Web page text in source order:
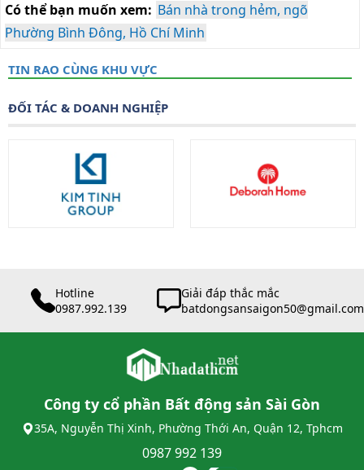
Có thể bạn muốn xem: Bán nhà trong hẻm, ngõ
Phường Bình Đông, Hồ Chí Minh
TIN RAO CÙNG KHU VỰC
ĐỐI TÁC & DOANH NGHIỆP
Hotline
0987.992.139
Giải đáp thắc mắc
batdongsansaigon50@gmail.com
Công ty cổ phần Bất động sản Sài Gòn
35A, Nguyễn Thị Xinh, Phường Thới An, Quận 12, Tphcm
0987 992 139